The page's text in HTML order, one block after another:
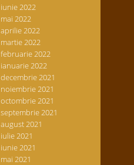
iunie 2022
mai 2022
aprilie 2022
martie 2022
februarie 2022
ianuarie 2022
decembrie 2021
noiembrie 2021
octombrie 2021
septembrie 2021
august 2021
iulie 2021
iunie 2021
mai 2021